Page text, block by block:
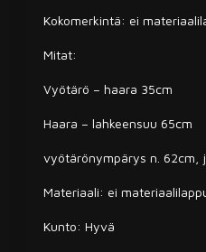
Kokomerkintä: ei
Mitat:
Vyötärö – haara 35cm
Haara – lahkeensuu 65cm
vyötärönympärys n. 62cm,
Materiaali: ei
Kunto: Hyvä